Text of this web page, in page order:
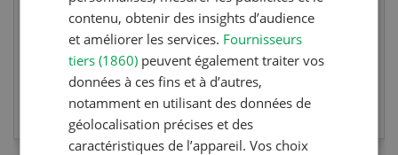
habilite à détenir des poissons à titre
professionnel.
EN SAVOIR PLUS
contenu, obtenir des insights d’audience
et améliorer les services. Fournisseurs
tiers (1860) peuvent également traiter vos
données à ces fins et à d’autres,
notamment en utilisant des données de
géolocalisation précises et des
caractéristiques de l’appareil. Vos choix